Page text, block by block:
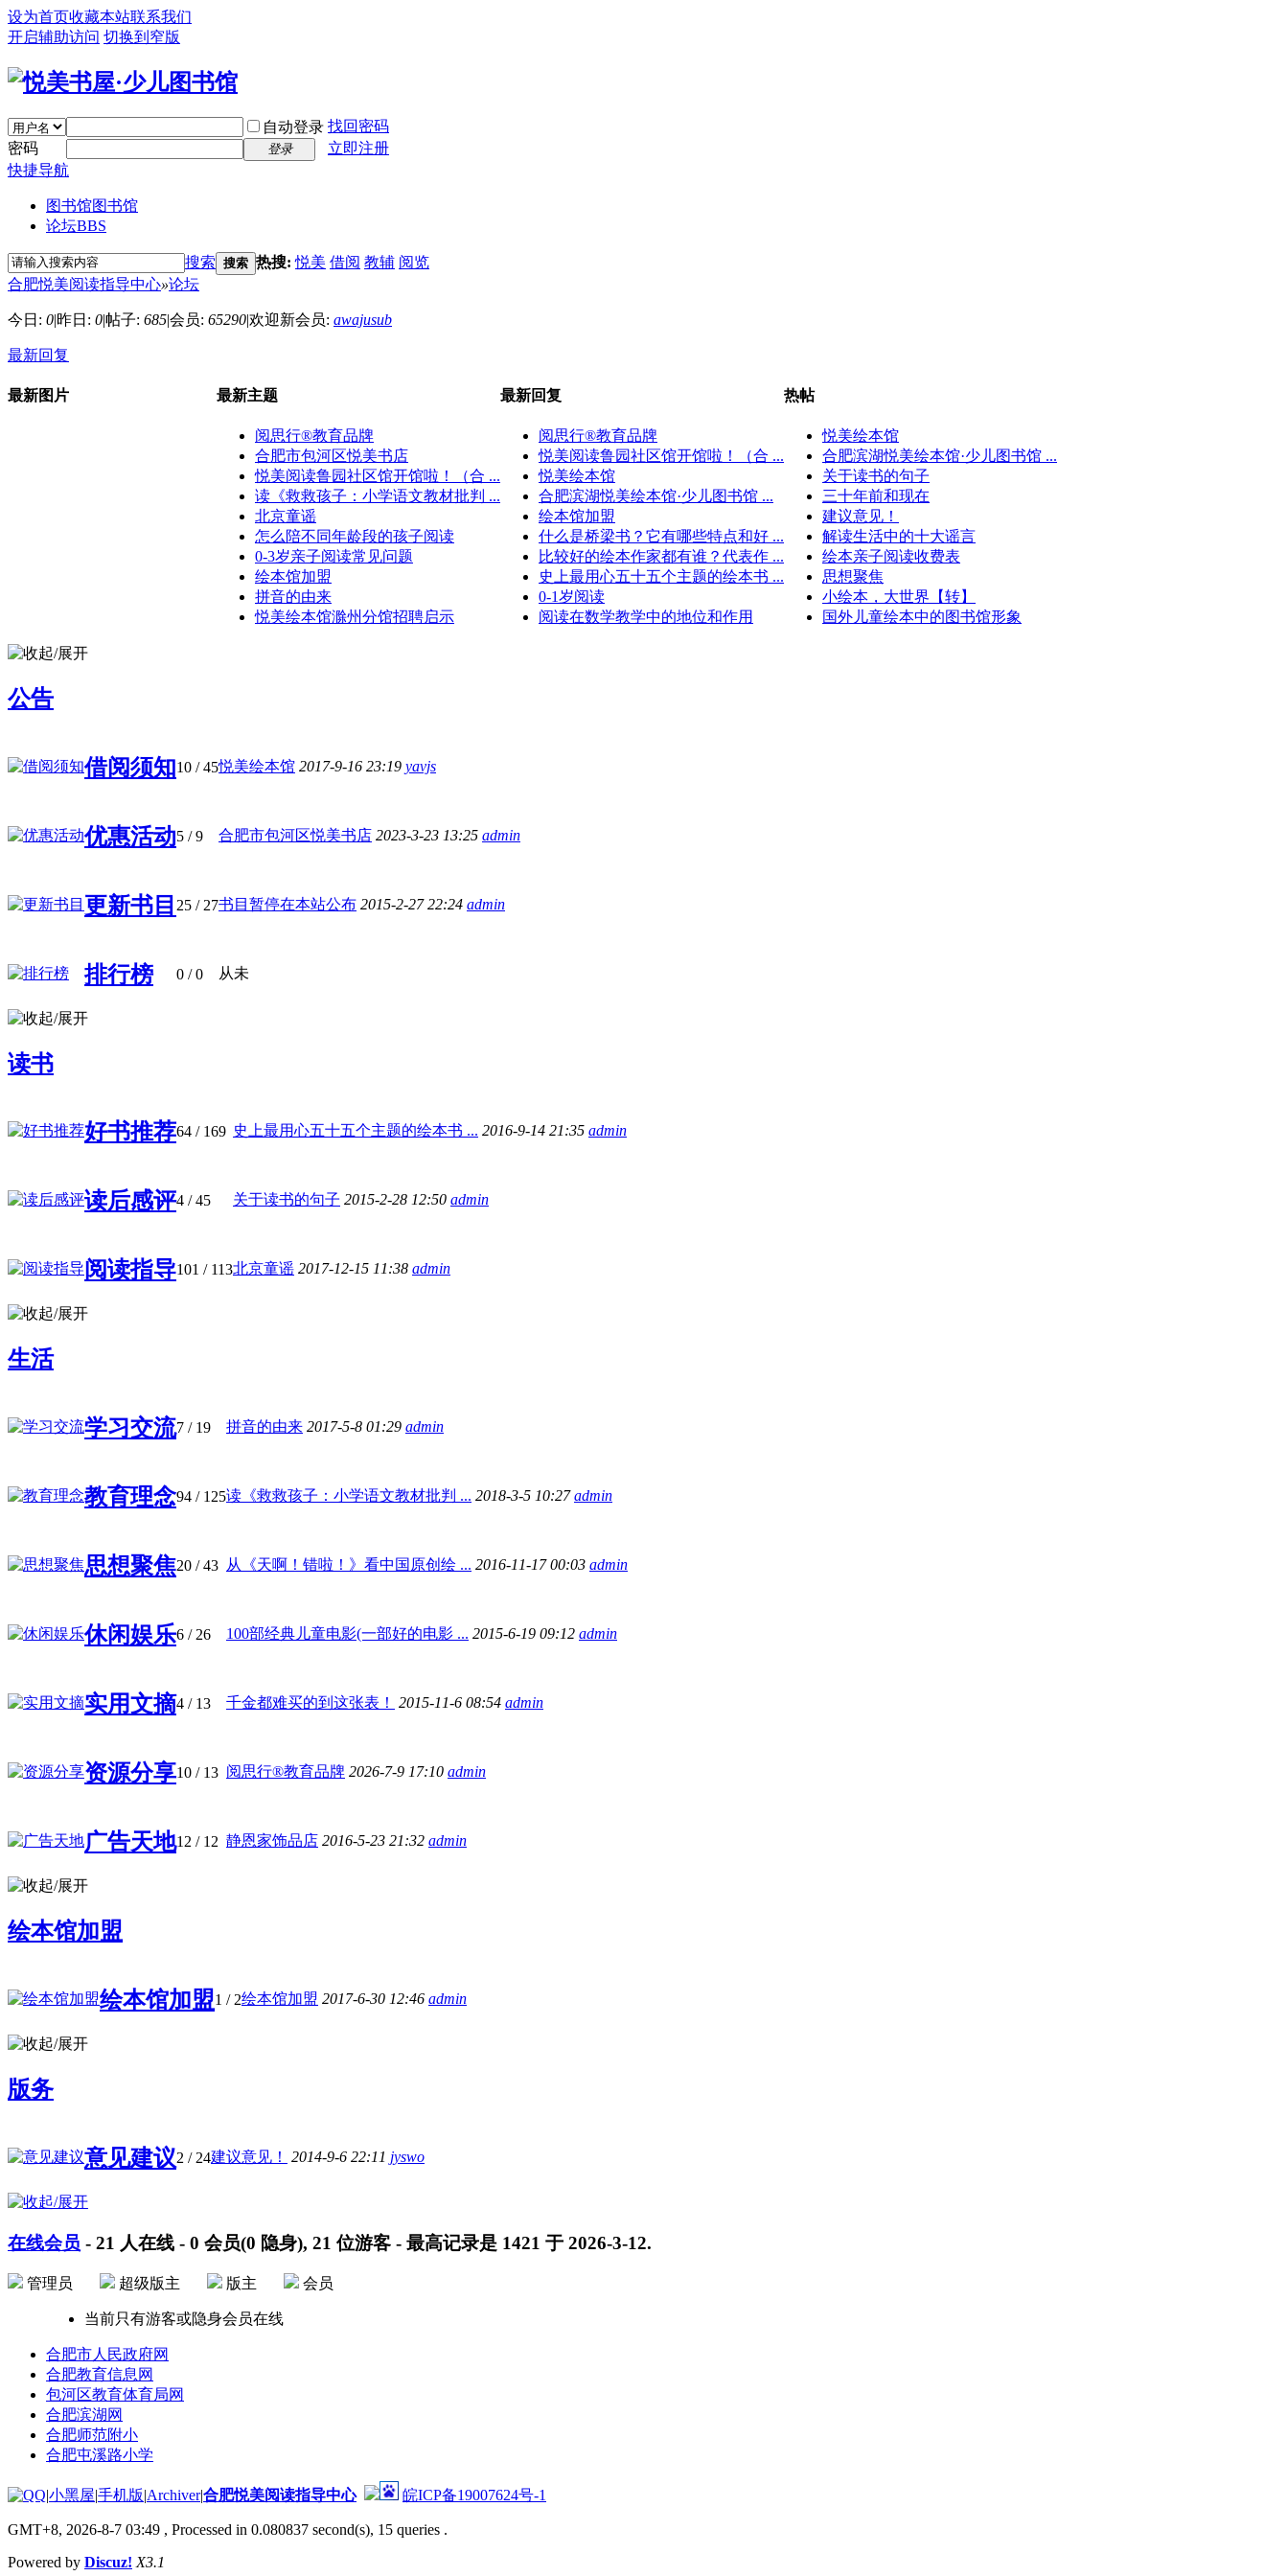
设为首页收藏本站联系我们
开启辅助访问 切换到窄版
自动登录 找回密码
密码
登录
立即注册
快捷导航
图书馆图书馆
论坛BBS
搜索 搜索 热搜:悦美 借阅 教辅 阅览
合肥悦美阅读指导中心»论坛
今日: 0|昨日: 0|帖子: 685|会员: 65290|欢迎新会员: awajusub
最新回复
最新图片 最新主题
阅思行®教育品牌
合肥市包河区悦美书店
悦美阅读鲁园社区馆开馆啦！（合 ...
读《救救孩子：小学语文教材批判 ...
北京童谣
怎么陪不同年龄段的孩子阅读
0-3岁亲子阅读常见问题
绘本馆加盟
拼音的由来
悦美绘本馆滁州分馆招聘启示
最新回复
阅思行®教育品牌
悦美阅读鲁园社区馆开馆啦！（合 ...
悦美绘本馆
合肥滨湖悦美绘本馆·少儿图书馆 ...
绘本馆加盟
什么是桥梁书？它有哪些特点和好 ...
比较好的绘本作家都有谁？代表作 ...
史上最用心五十五个主题的绘本书 ...
0-1岁阅读
阅读在数学教学中的地位和作用
热帖
悦美绘本馆
合肥滨湖悦美绘本馆·少儿图书馆 ...
关于读书的句子
三十年前和现在
建议意见！
解读生活中的十大谣言
绘本亲子阅读收费表
思想聚焦
小绘本，大世界【转】
国外儿童绘本中的图书馆形象
公告
借阅须知10 / 45悦美绘本馆 2017-9-16 23:19 yavjs
优惠活动5 / 9 合肥市包河区悦美书店 2023-3-23 13:25 admin
更新书目 25 / 27书目暂停在本站公布 2015-2-27 22:24 admin
排行榜 0 / 0 从未
读书
好书推荐64 / 169 史上最用心五十五个主题的绘本书 ... 2016-9-14 21:35 admin
读后感评4 / 45 关于读书的句子 2015-2-28 12:50 admin
阅读指导101 / 113北京童谣 2017-12-15 11:38 admin
生活
学习交流7 / 19 拼音的由来 2017-5-8 01:29 admin
教育理念94 / 125读《救救孩子：小学语文教材批判 ... 2018-3-5 10:27admin
思想聚焦20 / 43 从《天啊！错啦！》看中国原创绘 ... 2016-11-17 00:03 admin
休闲娱乐6 / 26 100部经典儿童电影(一部好的电影 ... 2015-6-19 09:12 admin
实用文摘4 / 13 千金都难买的到这张表！ 2015-11-6 08:54 admin
资源分享10 / 13 阅思行®教育品牌 2026-7-9 17:10 admin
广告天地12 / 12 静恩家饰品店 2016-5-23 21:32 admin
绘本馆加盟
绘本馆加盟1 / 2绘本馆加盟 2017-6-30 12:46 admin
版务
意见建议2 / 24建议意见！ 2014-9-6 22:11 jyswo
在线会员 - 21 人在线 - 0 会员(0 隐身), 21 位游客 - 最高记录是 1421 于 2026-3-12.
管理员 超级版主 版主 会员
当前只有游客或隐身会员在线
合肥市人民政府网
合肥教育信息网
包河区教育体育局网
合肥滨湖网
合肥师范附小
合肥屯溪路小学
|小黑屋|手机版|Archiver|合肥悦美阅读指导中心 皖ICP备19007624号-1
GMT+8, 2026-8-7 03:49 , Processed in 0.080837 second(s), 15 queries .
Powered by Discuz! X3.1